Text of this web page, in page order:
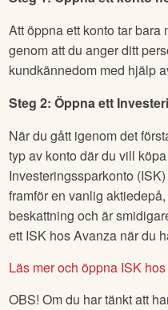
Att öppna ett konto tar
genom att du anger ditt
kundkännedom med hjälp
Steg 2: Öppna ett
När du gått igenom det
typ av konto där du vill
Investeringssparkonto
framför en vanlig
beskattning och är
ett ISK hos Avanza när du
Läs mer och öppna ISK
OBS! Om du har tänkt att